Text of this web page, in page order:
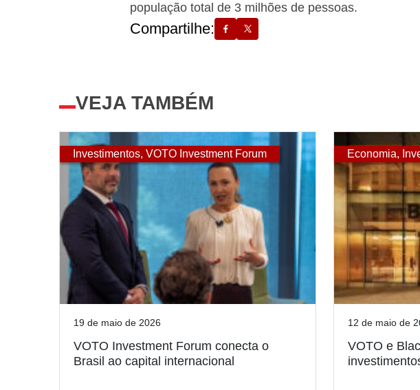
população total de 3 milhões de pessoas.
Compartilhe:
VEJA TAMBÉM
Investimentos, VOTO Investment Forum
19 de maio de 2026
VOTO Investment Forum conecta o
Brasil ao capital internacional
Economia,
12 de maio de
VOTO e